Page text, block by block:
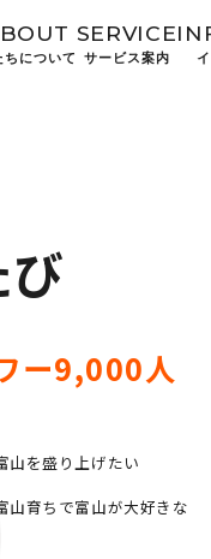
ちについて
SERVICE
サービス案内
び
ー9,000人
山を盛り上げたい
山育ちで富山が大好きな